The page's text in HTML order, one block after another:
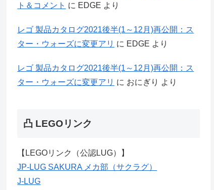
ト＆コメント に EDGE より
レゴ 製品カタログ2021後半(1～12月)再公開：ス
ター・ウォーズに変更アリ に EDGE より
レゴ 製品カタログ2021後半(1～12月)再公開：ス
ター・ウォーズに変更アリ に おにぎり より
凸 LEGOリンク
【LEGOリンク（公認LUG）】
JP-LUG SAKURA メカ部（サクラグ）
J-LUG